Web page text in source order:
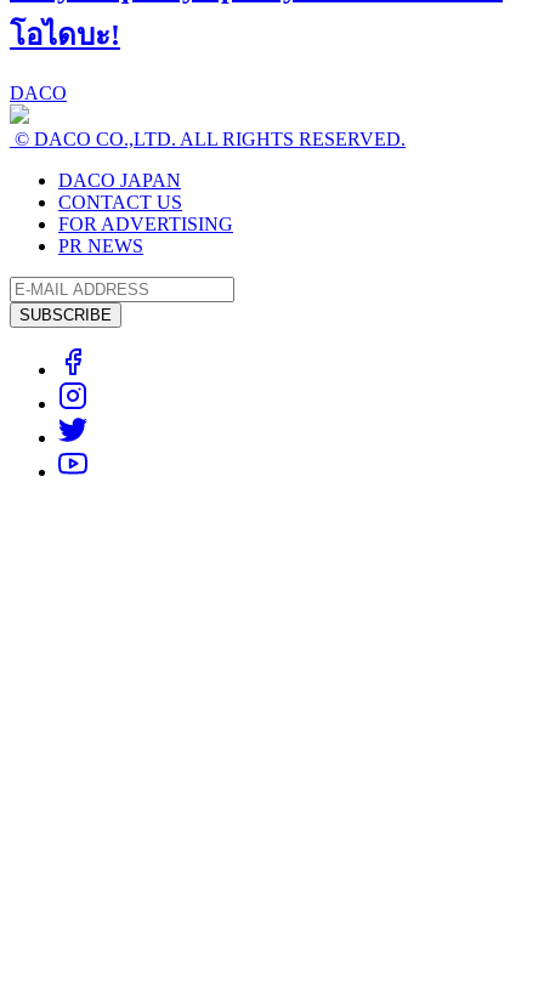
โอไดบะ!
DACO
© DACO CO.,LTD. ALL RIGHTS RESERVED.
DACO JAPAN
CONTACT US
FOR ADVERTISING
PR NEWS